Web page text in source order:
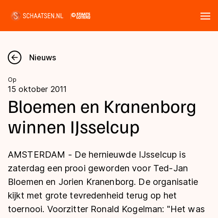
Nieuws
Kalender
Disciplines
Langebaan
Shorttrack
Inlineskaten
Uitslagen
Langebaan
Shorttrack
Marathon
Tijden & historie
Ranglijsten Langebaan
Nieuws
Op
15 oktober 2011
Bloemen en Kranenborg
winnen IJsselcup
AMSTERDAM - De hernieuwde IJsselcup is
zaterdag een prooi geworden voor Ted-Jan
Bloemen en Jorien Kranenborg. De organisatie
kijkt met grote tevredenheid terug op het
toernooi. Voorzitter Ronald Kogelman: "Het was